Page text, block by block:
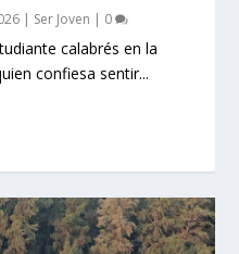
| Ser Joven | 0
calabrés en la
confiesa sentir...